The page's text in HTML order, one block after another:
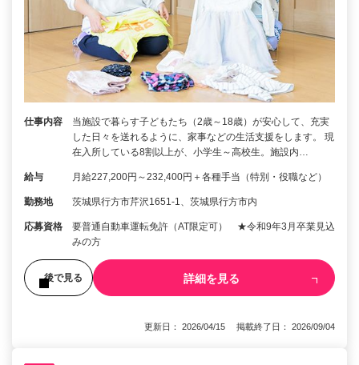
仕事内容
当施設で暮らす子どもたち（2歳～18歳）が安心して、充実
した日々を送れるように、家事などの生活支援をします。 現
在入所している8割以上が、小学生～高校生。施設内…
給与 月給227,200円～232,400円＋各種手当（特別・役職など）
勤務地 茨城県行方市芹沢1651-1、茨城県行方市内
応募資格
要普通自動車運転免許（AT限定可） ★令和9年3月卒業見込
みの方
後で見る 詳細を見る
更新日： 2026/04/15 掲載終了日： 2026/09/04